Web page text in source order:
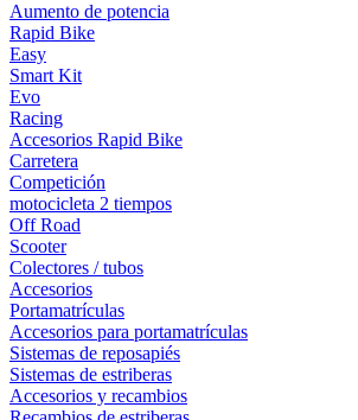
Aumento de potencia
Rapid Bike
Easy
Smart Kit
Evo
Racing
Accesorios Rapid Bike
Carretera
Competición
motocicleta 2 tiempos
Off Road
Scooter
Colectores / tubos
Accesorios
Portamatrículas
Accesorios para portamatrículas
Sistemas de reposapiés
Sistemas de estriberas
Accesorios y recambios